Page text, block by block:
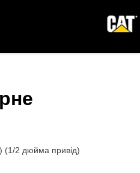
(1/2 дюйма привід)